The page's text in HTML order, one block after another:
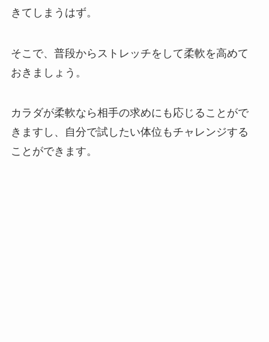
きてしまうはず。
そこで、普段からストレッチをして柔軟を高めて
おきましょう。
カラダが柔軟なら相手の求めにも応じることがで
きますし、自分で試したい体位もチャレンジする
ことができます。